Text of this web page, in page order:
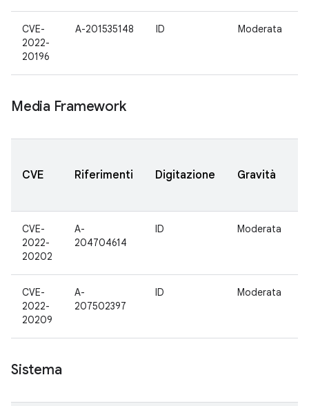
CVE-
2022-
20196
A-201535148 ID Moderata
Media Framework
CVE Riferimenti Digitazione Gravità
CVE-
2022-
20202
A-
204704614
ID Moderata
CVE-
2022-
20209
A-
207502397
ID Moderata
Sistema